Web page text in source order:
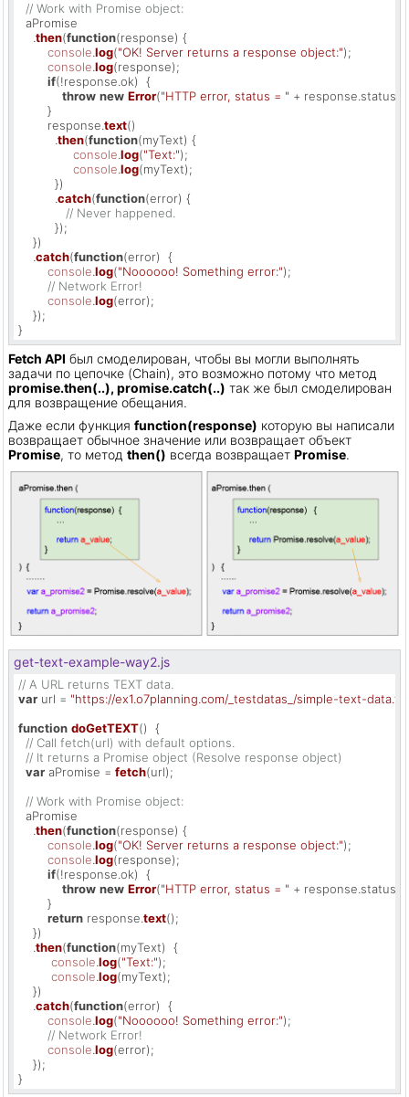
// Work with Promise object:
  aPromise
then(function(response) {
console log("OK! Server returns a response object:");
console log(response);
if(!response. ok)  {
throw new Error("HTTP error, status = " + response. status
        }
        response.
text()
then(function(myText) {
console log("Text:");
console log(myText);
          })
catch(function(error) {
// Never happened.
          });
    })
catch(function(error)  {
console log("Noooooo! Something error:");
// Network Error!
console log(error);
    });
}
Fetch API был смоделирован, чтобы вы могли выполнять
задачи по цепочке (Chain), это возможно потому что метод
promise.then(..), promise.catch(..) так же был смоделирован
для возвращение обещания.
Даже если функция function(response) которую вы написали
возвращает обычное значение или возвращает объект
Promise, то метод then() всегда возвращает Promise.
get-text-example-way2.js
// A URL returns TEXT data.
var url = "https://ex1.o7planning.com/_testdatas_/simple-text-
function doGetTEXT()  {
// Call fetch(url) with default options.
// It returns a Promise object (Resolve response object)
var aPromise = fetch(url);
// Work with Promise object:
  aPromise
    .
then(function(response) {
console.log("OK! Server returns a response object:");
console.log(response);
if(!response.ok)  {
throw new Error("HTTP error, status = " + response.status
        }
return response.text();
    })
    .
then(function(myText)  {
console.log("Text:");
console.log(myText);
    })
    .
catch(function(error)  {
console.log("Noooooo! Something error:");
// Network Error!
console.log(error);
    });
}